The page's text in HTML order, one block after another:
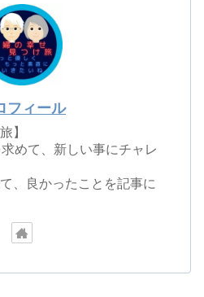
フィール
】
めて、新しい事にチャレ
、良かったことを記事に